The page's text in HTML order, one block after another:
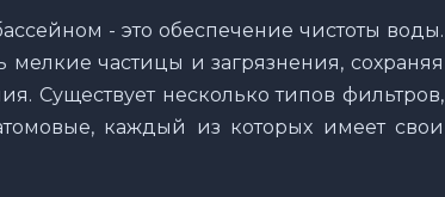
- это обеспечение чистоты воды.
частицы и загрязнения, сохраняя
Существует несколько типов фильтров,
каждый из которых имеет свои